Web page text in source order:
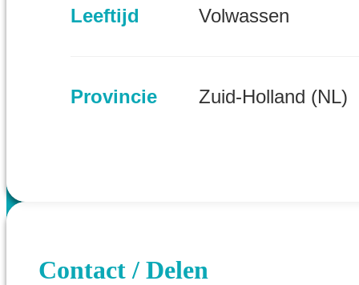
Leeftijd Volwassen
Provincie Zuid-Holland (NL)
Contact / Delen